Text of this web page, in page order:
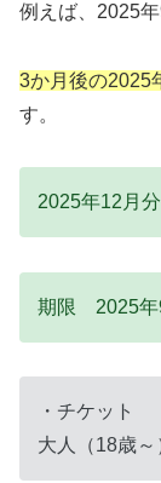
例えば、2025
3か月後の2025
す。
2025年12月
期限 2025年
・チケット
大人（18歳～